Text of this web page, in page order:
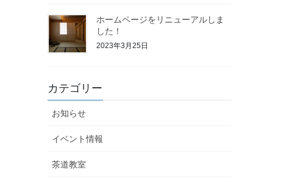
ホームページをリニューアルしま
した！
2023年3月25日
カテゴリー
お知らせ
イベント情報
茶道教室